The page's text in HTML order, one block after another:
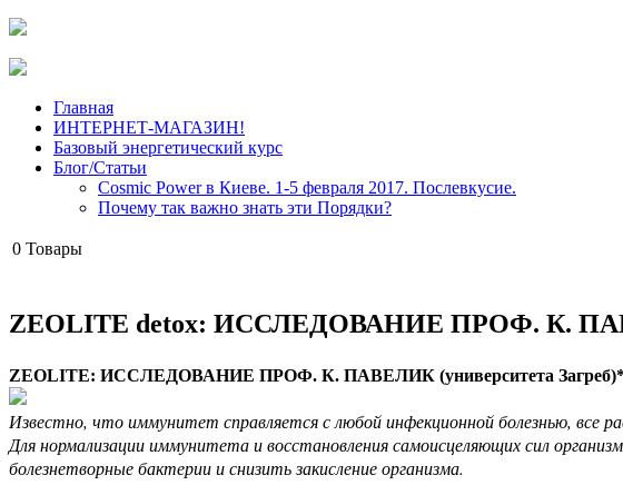
Главная
ИНТЕРНЕТ-МАГАЗИН!
Базовый энергетический курс
Блог/Статьи
Cosmic Power в Киеве. 1-5 февраля 2017. Послевкусие.
Почему так важно знать эти Порядки?
0 Товары
ZEOLITE detox: ИССЛЕДОВАНИЕ ПРОФ. К.
ZEOLITE: ИССЛЕДОВАНИЕ ПРОФ. К. ПАВЕЛИК (университета Загреб
Известно, что иммунитет справляется с любой инфекционной болезнью, все
Для нормализации иммунитета и восстановления самоисцеляющих сил
болезнетворные бактерии и снизить закисление организма.